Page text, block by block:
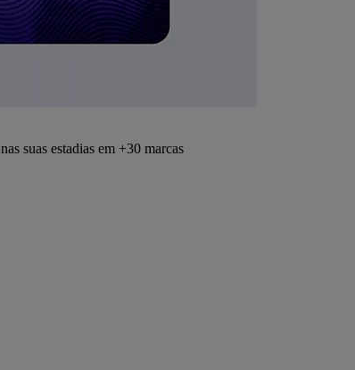
nas suas estadias em +30 marcas